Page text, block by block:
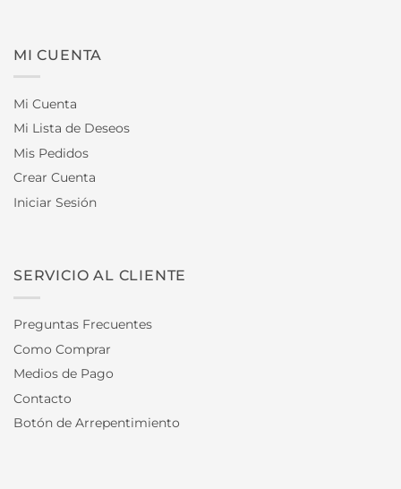
MI CUENTA
Mi Cuenta
Mi Lista de Deseos
Mis Pedidos
Crear Cuenta
Iniciar Sesión
SERVICIO AL CLIENTE
Preguntas Frecuentes
Como Comprar
Medios de Pago
Contacto
Botón de Arrepentimiento